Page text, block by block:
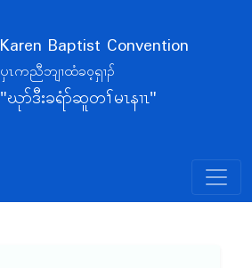
Karen Baptist Convention
ပှၤကညီဘျၢထံခဝ့ရှၢၣ်
"ဃုာ်ဒီးခရံာ်ဆူတၢ်မၤနၢၤ"